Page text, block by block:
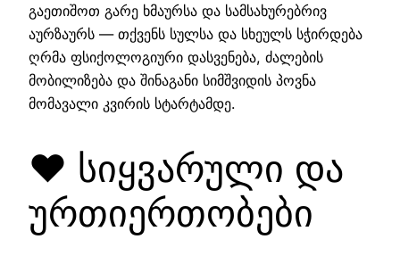
გაეთიშოთ გარე ხმაურსა და სამსახურებრივ
აურზაურს — თქვენს სულსა და სხეულს სჭირდება
ღრმა ფსიქოლოგიური დასვენება, ძალების
მობილიზება და შინაგანი სიმშვიდის პოვნა
მომავალი კვირის სტარტამდე.
❤️ სიყვარული და
ურთიერთობები